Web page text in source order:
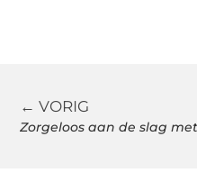
← VORIG
Zorgeloos aan de slag